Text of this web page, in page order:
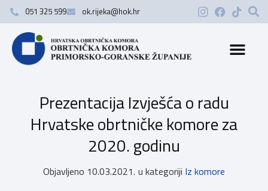
051 325 599 ok.rijeka@hok.hr
Prezentacija Izvješća o radu
Hrvatske obrtničke komore za
2020. godinu
Objavljeno 10.03.2021. u kategoriji Iz komore